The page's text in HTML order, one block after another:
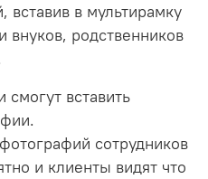
в мультирамку
внуков, родственников
вставить
сотрудников
и клиенты видят что